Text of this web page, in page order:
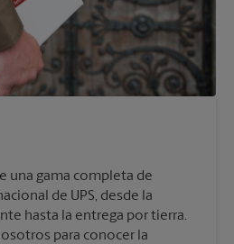
una gama completa de
de UPS, desde la
hasta la entrega por tierra.
para conocer la